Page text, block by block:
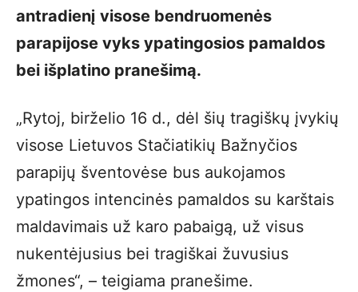
antradienį visose bendruomenės
parapijose vyks ypatingosios pamaldos
bei išplatino pranešimą.
„Rytoj, birželio 16 d., dėl šių tragiškų įvykių
visose Lietuvos Stačiatikių Bažnyčios
parapijų šventovėse bus aukojamos
ypatingos intencinės pamaldos su karštais
maldavimais už karo pabaigą, už visus
nukentėjusius bei tragiškai žuvusius
žmones“, – teigiama pranešime.